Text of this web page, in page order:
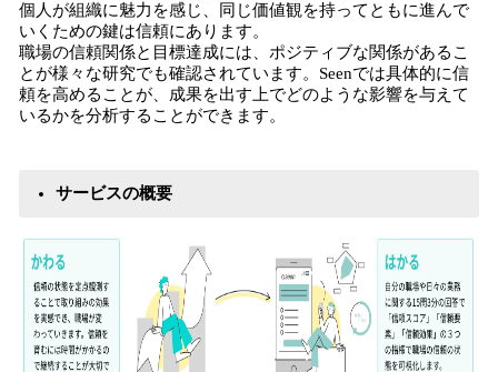
個人が組織に魅力を感じ、同じ価値観を持ってともに進んで
いくための鍵は信頼にあります。
職場の信頼関係と目標達成には、ポジティブな関係があるこ
とが様々な研究でも確認されています。Seenでは具体的に信
頼を高めることが、成果を出す上でどのような影響を与えて
いるかを分析することができます。
サービスの概要